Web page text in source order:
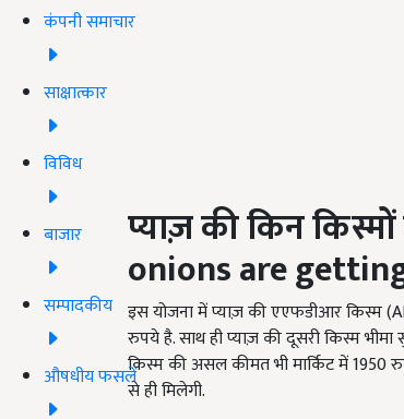
कंपनी समाचार
साक्षात्कार
विविध
बाजार
सम्पादकीय
औषधीय फसलें
प्याज़ की किन
onions are
इस योजना में प्याज़ की एएफडीआर किस्म
रुपये है. साथ ही प्याज़ की दूसरी किस्म
किस्म की असल कीमत भी मार्किट में 1950
से ही मिलेगी.